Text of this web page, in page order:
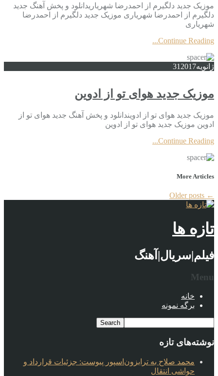
موزیک جدید دلگیرم از احمدرضا شهریاریدانلود و پخش آهنگ جدید
دلگیرم از احمدرضا شهریاری موزیک جدید دلگیرم از احمدرضا
شهریاری
Continue Reading...
ژانویه 31 2017
موزیک جدید هوای تو از ادوین
موزیک جدید هوای تو از ادویندانلود و پخش آهنگ جدید هوای تو از
ادوین موزیک جدید هوای تو از ادوین
Continue Reading...
More Articles
←
تازه ها
فیلم|سریال|آهنگ
Menu
خانه
برگه نمونه
نوشته‌های تازه
محمد صلاح به ترابزون‌اسپور پیوست: جزئیات قرارداد و
حواشی انتقال